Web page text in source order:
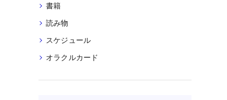
書籍
読み物
スケジュール
オラクルカード